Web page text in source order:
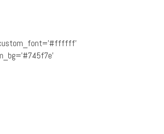
custom_font=’#ffffff’